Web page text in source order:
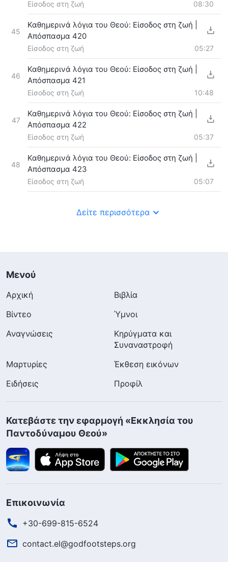
Είσοδος στη ζωή 08:30
45
Καθημερινά λόγια του Θεού: Είσοδος στη ζωή |
Απόσπασμα 420
Είσοδος στη ζωή 05:27
46
Καθημερινά λόγια του Θεού: Είσοδος στη ζωή |
Απόσπασμα 421
Είσοδος στη ζωή 10:48
47
Καθημερινά λόγια του Θεού: Είσοδος στη ζωή |
Απόσπασμα 422
Είσοδος στη ζωή 05:37
48
Καθημερινά λόγια του Θεού: Είσοδος στη ζωή |
Απόσπασμα 423
Είσοδος στη ζωή 05:07
Δείτε περισσότερα
Μενού
Αρχική
Βιβλία
Βίντεο
Ύμνοι
Αναγνώσεις
Κηρύγματα και
Συναναστροφή
Μαρτυρίες
Έκθεση εικόνων
Ειδήσεις
Προφίλ
Κατεβάστε την εφαρμογή «Εκκλησία του
Παντοδύναμου Θεού»
Επικοινωνία
+30-699-815-6524
contact.el@godfootsteps.org